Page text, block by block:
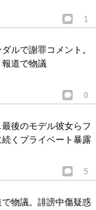
1
ルで謝罪コメント。
道で物議
0
後のモデル彼女らフ
くプライベート暴露
5
物議。誹謗中傷疑惑